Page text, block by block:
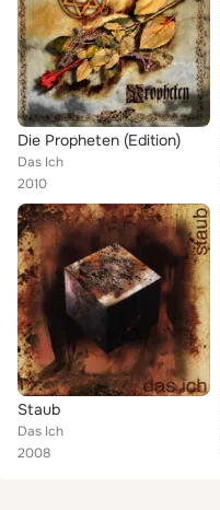
Die Propheten (Edition)
Das Ich
2010
Staub
Das Ich
2008